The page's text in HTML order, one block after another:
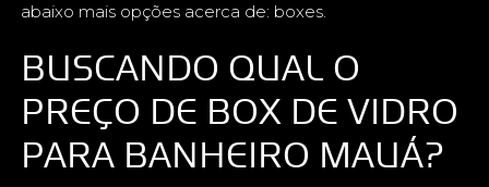
abaixo mais opções acerca de: boxes.
BUSCANDO QUAL O
PREÇO DE BOX DE VIDRO
PARA BANHEIRO MAUÁ?